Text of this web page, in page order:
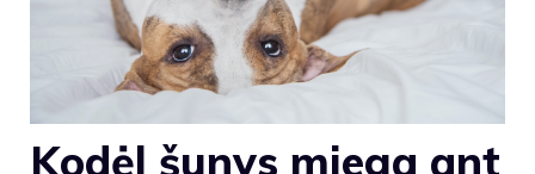
Kodėl šunys miega ant